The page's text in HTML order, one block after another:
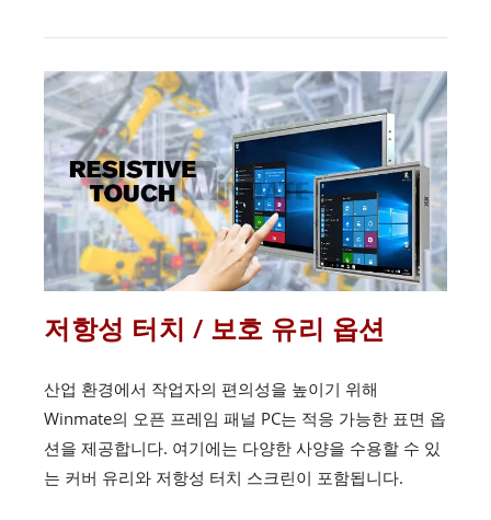
저항성 터치 / 보호 유리 옵션
산업 환경에서 작업자의 편의성을 높이기 위해
Winmate의 오픈 프레임 패널 PC는 적응 가능한 표면 옵
션을 제공합니다. 여기에는 다양한 사양을 수용할 수 있
는 커버 유리와 저항성 터치 스크린이 포함됩니다.